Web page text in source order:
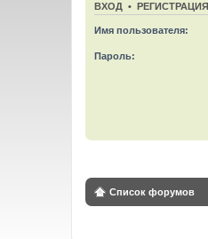
ВХОД • РЕГИСТРАЦИЯ
Имя пользователя:
Пароль:
Список форумов